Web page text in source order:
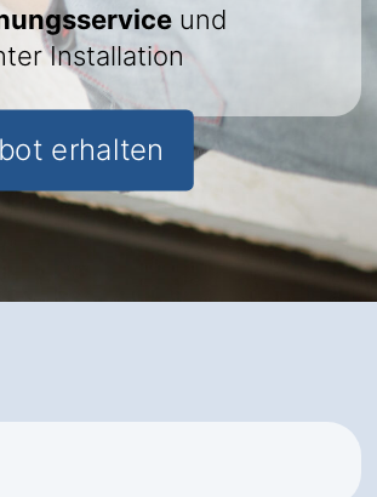
und
Installation
erhalten